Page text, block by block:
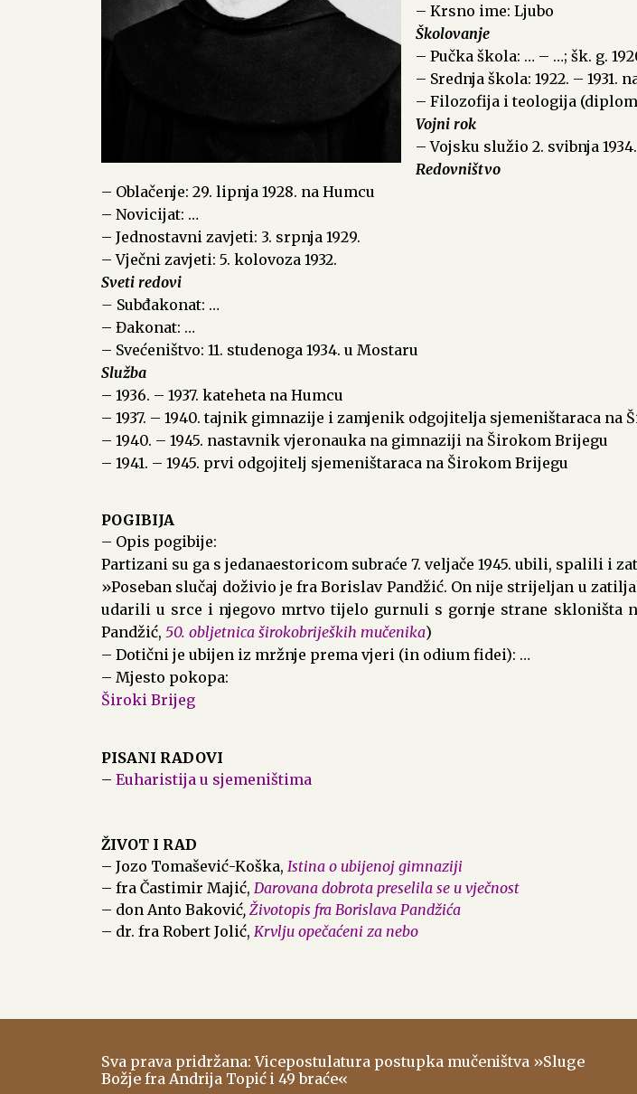
– Krsno ime: Ljubo
Školovanje
– Pučka škola: … – …; šk. g.
– Srednja škola: 1922. – 1931.
– Filozofija i teologija
Vojni rok
– Vojsku služio 2. svibnja
Redovništvo
– Oblačenje: 29. lipnja 1928. na Humcu
– Novicijat: …
– Jednostavni zavjeti: 3. srpnja 1929.
– Vječni zavjeti: 5. kolovoza 1932.
Sveti redovi
– Subđakonat: …
– Đakonat: …
– Svećeništvo: 11. studenoga 1934. u Mostaru
Služba
– 1936. – 1937. kateheta na Humcu
– 1937. – 1940. tajnik gimnazije i zamjenik odgojitelja sjemeništaraca na
– 1940. – 1945. nastavnik vjeronauka na gimnaziji na Širokom Brijegu
– 1941. – 1945. prvi odgojitelj sjemeništaraca na Širokom Brijegu
POGIBIJA
– Opis pogibije:
Partizani su ga s jedanaestoricom subraće 7. veljače 1945. ubili, spalili i
»Poseban slučaj doživio je fra Borislav Pandžić. On nije strijeljan u
udarili u srce i njegovo mrtvo tijelo gurnuli s gornje strane skloništa
Pandžić, 50. obljetnica širokobrijeških mučenika)
– Dotični je ubijen iz mržnje prema vjeri (in odium fidei): …
– Mjesto pokopa:
Široki Brijeg
PISANI RADOVI
– Euharistija u sjemeništima
ŽIVOT I RAD
– Jozo Tomašević-Koška, Istina o ubijenoj gimnaziji
– fra Častimir Majić, Darovana dobrota preselila se u vječnost
– don Anto Baković, Životopis fra Borislava Pandžića
– dr. fra Robert Jolić, Krvlju opečaćeni za nebo
Sva prava pridržana: Vicepostulatura postupka mučeništva »Sluge
Božje fra Andrija Topić i 49 braće«